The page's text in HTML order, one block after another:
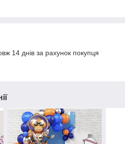
14 днів за рахунок покупця